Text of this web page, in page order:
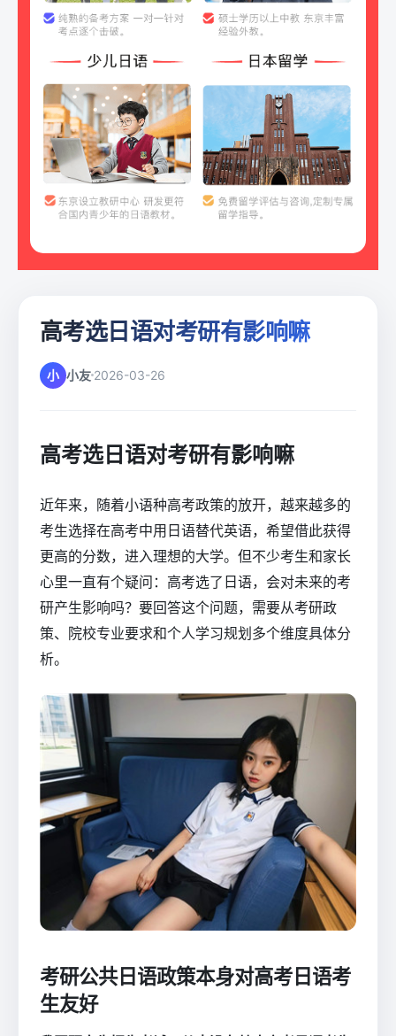
高考选日语对考研有影响嘛
小 小友 2026-03-26
高考选日语对考研有影响嘛
近年来，随着小语种高考政策的放开，越来越多的
考生选择在高考中用日语替代英语，希望借此获得
更高的分数，进入理想的大学。但不少考生和家长
心里一直有个疑问：高考选了日语，会对未来的考
研产生影响吗？要回答这个问题，需要从考研政
策、院校专业要求和个人学习规划多个维度具体分
析。
考研公共日语政策本身对高考日语考
生友好